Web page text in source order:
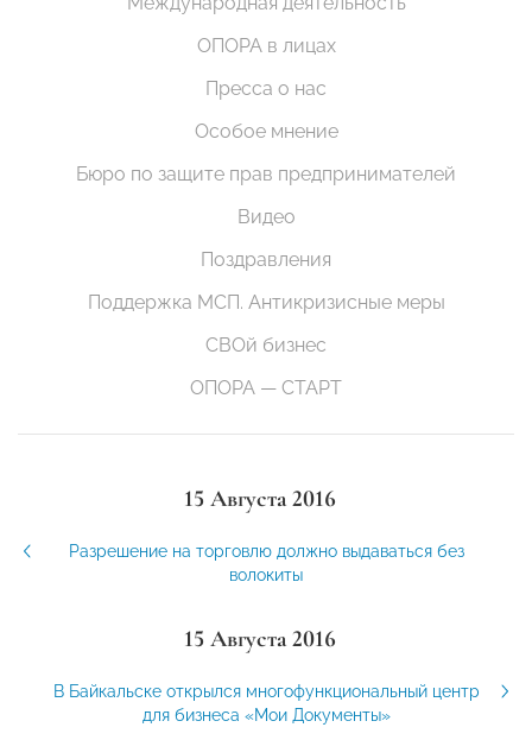
ОПОРА в лицах
Пресса о нас
Особое мнение
Бюро по защите прав предпринимателей
Видео
Поздравления
Поддержка МСП. Антикризисные меры
СВОй бизнес
ОПОРА — СТАРТ
15 Августа 2016
Разрешение на торговлю должно выдаваться без
волокиты
15 Августа 2016
В Байкальске открылся многофункциональный центр
для бизнеса «Мои Документы»